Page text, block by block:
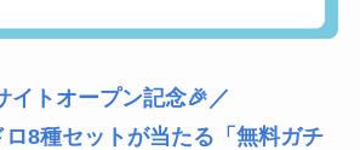
イトオープン記念🎉／
8種セットが当たる「無料ガチ